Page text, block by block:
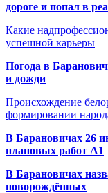
дороге и попал в
Какие
успешной карьеры
Погода в
и дожди
Происхождение
формировании
В Барановичах 26
плановых работ A1
В Барановичах
новорождённых